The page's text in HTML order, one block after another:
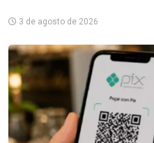
3 de agosto de 2026